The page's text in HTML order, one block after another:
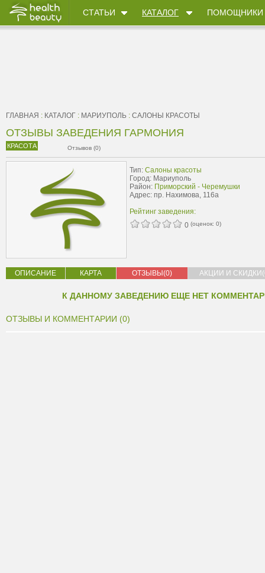
СТАТЬИ КАТАЛОГ ПОМОЩНИКИ
ГЛАВНАЯ : КАТАЛОГ : МАРИУПОЛЬ : САЛОНЫ КРАСОТЫ
ОТЗЫВЫ ЗАВЕДЕНИЯ ГАРМОНИЯ
КРАСОТА Отзывов (0)
Тип: Салоны красоты
Город: Мариуполь
Район: Приморский - Черемушки
Адрес: пр. Нахимова, 116а
Рейтинг заведения:
0 (оценок: 0)
ОПИСАНИЕ КАРТА ОТЗЫВЫ(0) АКЦИИ И
К ДАННОМУ ЗАВЕДЕНИЮ ЕЩЕ НЕТ
ОТЗЫВЫ И КОММЕНТАРИИ (0)